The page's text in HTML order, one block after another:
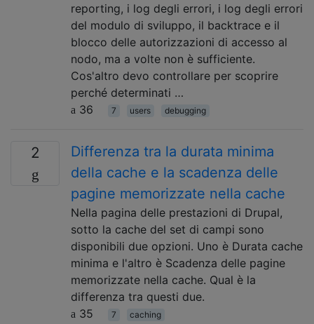
reporting, i log degli errori, i log degli errori
del modulo di sviluppo, il backtrace e il
blocco delle autorizzazioni di accesso al
nodo, ma a volte non è sufficiente.
Cos'altro devo controllare per scoprire
perché determinati …
36
7 users debugging
2
Differenza tra la durata minima
della cache e la scadenza delle
pagine memorizzate nella cache
Nella pagina delle prestazioni di Drupal,
sotto la cache del set di campi sono
disponibili due opzioni. Uno è Durata cache
minima e l'altro è Scadenza delle pagine
memorizzate nella cache. Qual è la
differenza tra questi due.
35
7 caching